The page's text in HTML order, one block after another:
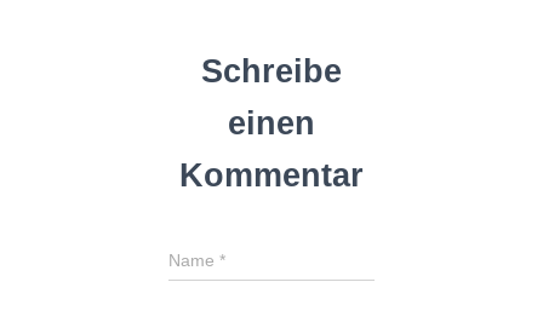
Schreibe
einen
Kommentar
Name *